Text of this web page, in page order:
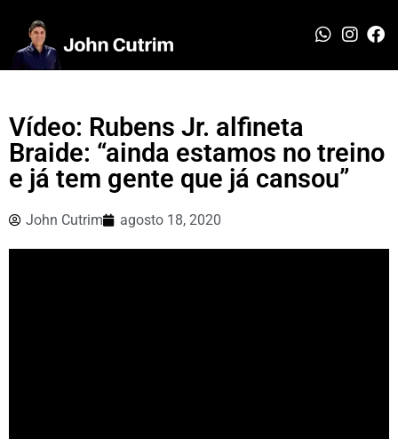
Vídeo: Rubens Jr. alfineta
Braide: “ainda estamos no treino
e já tem gente que já cansou”
John Cutrim agosto 18, 2020